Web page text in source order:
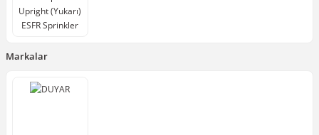
Upright (Yukarı)
ESFR Sprinkler
Markalar